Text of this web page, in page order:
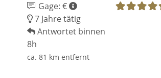
Gage: €
7 Jahre tätig
Antwortet binnen
8h
ca. 81 km entfernt